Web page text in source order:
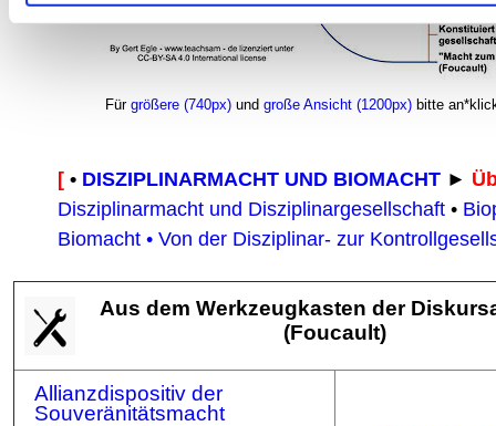
Für größere (740px) und große Ansicht (1200px) bitte
[ • DISZIPLINARMACHT UND BIOMACHT ►
Disziplinarmacht und Disziplinargesellschaft •
Biomacht • Von der Disziplinar- zur
Aus dem Werkzeugkasten der
(Foucault)
Allianzdispositiv der
Souveränitätsmacht